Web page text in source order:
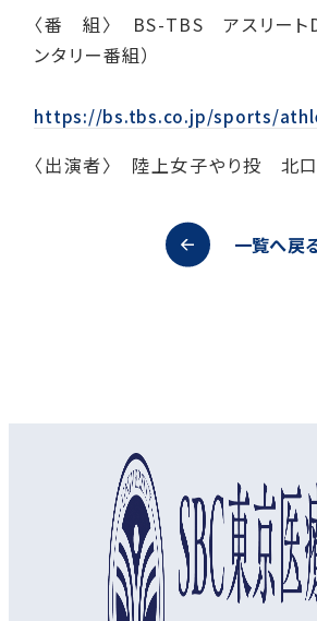
〈番 組〉 BS-TBS アスリート
ンタリー番組）
https://bs.tbs.co.jp/sports/
〈出演者〉 陸上女子やり投 北
一覧へ戻